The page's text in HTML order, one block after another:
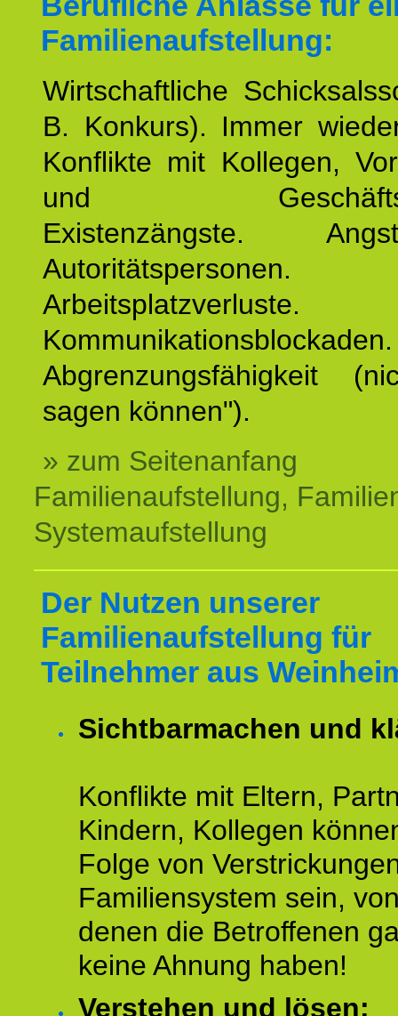
Familienaufstellung:
Wirtschaftliche
B. Konkurs). Immer
Konflikte mit Kollegen,
und
Existenzängste.
Autoritätspersonen.
Arbeitsplatzverluste.
Abgrenzungsfähigkeit
sagen können").
» zum Seitenanfang
Familienaufstellung,
Systemaufstellung
Der Nutzen unserer
Familienaufstellung für
Teilnehmer aus
Sichtbarmachen und
Konflikte mit Eltern,
Kindern, Kollegen
Folge von
Familiensystem sein,
denen die Betroffenen
keine Ahnung haben!
Verstehen und lösen: